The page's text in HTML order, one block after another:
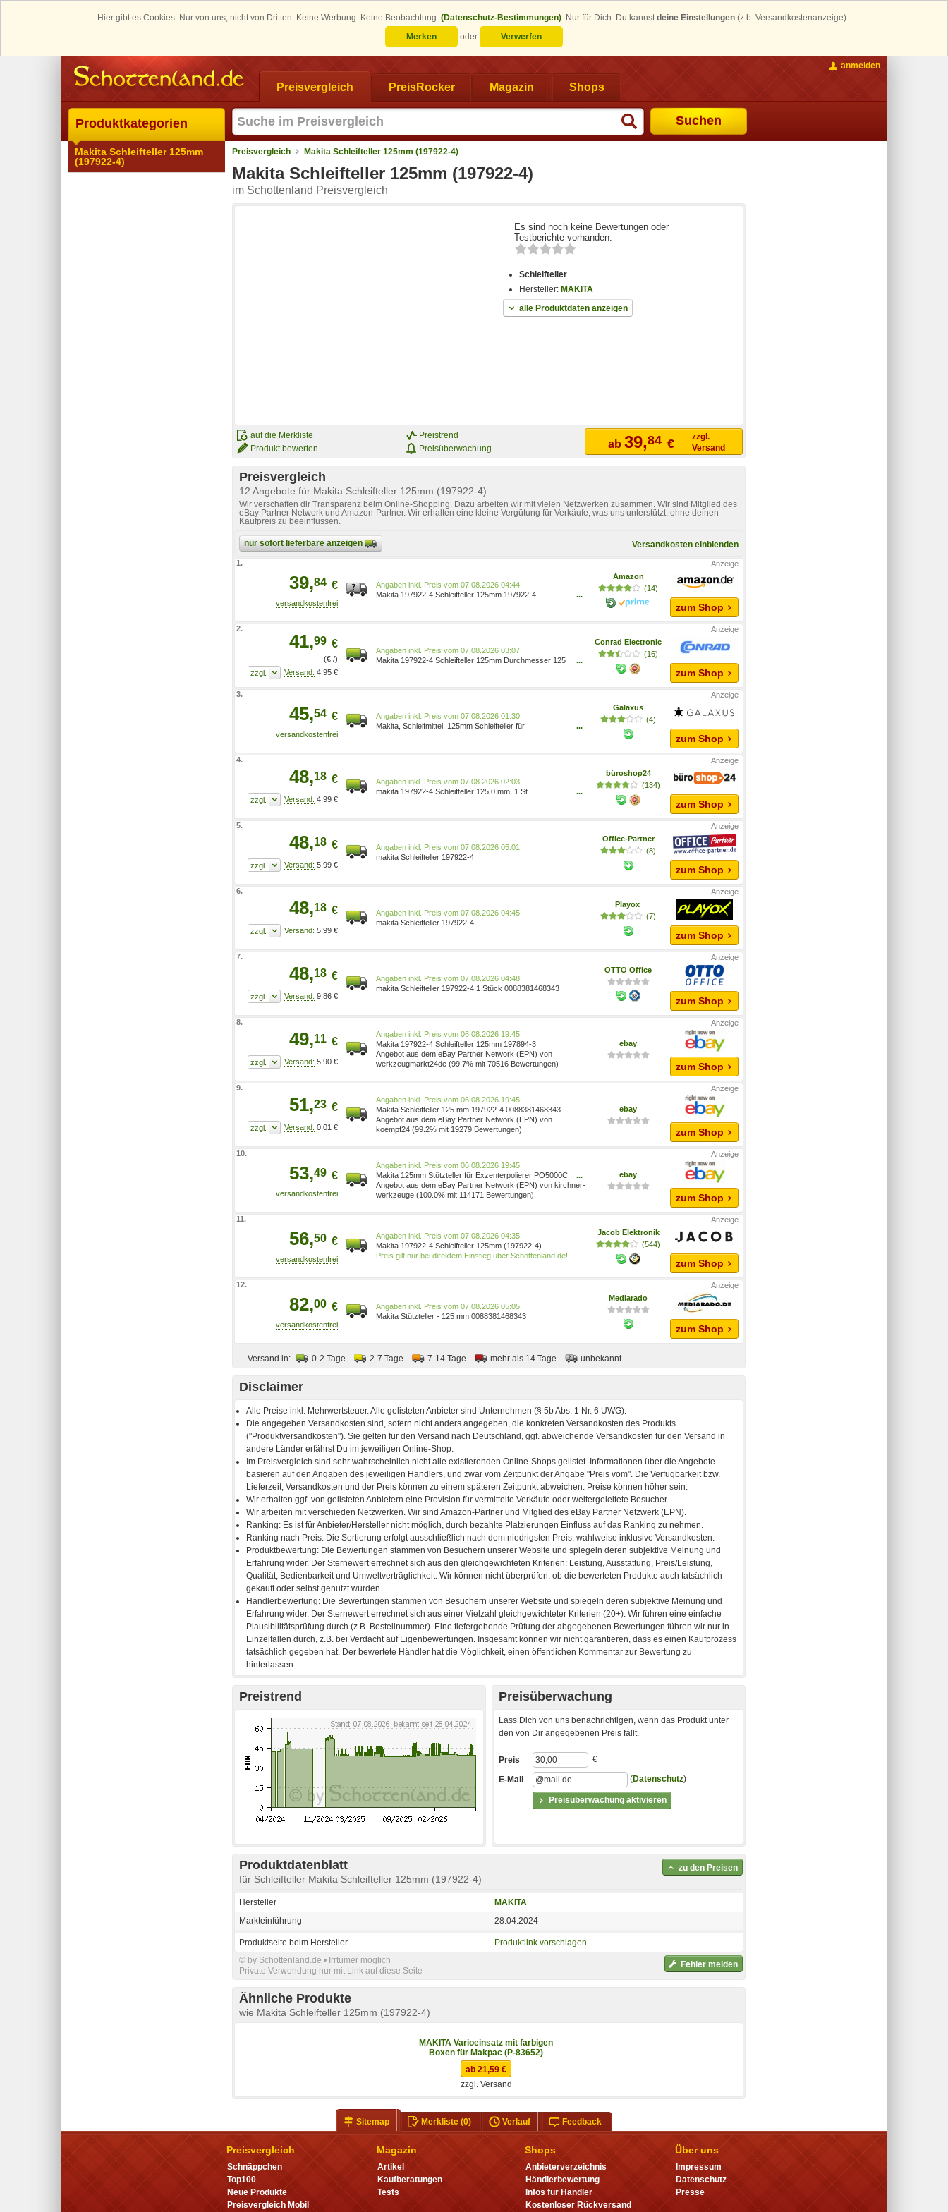
Hier gibt es Cookies. Nur von uns, nicht von Dritten. Keine Werbung. Keine Beobachtung. (Datenschutz-Bestimmungen). Nur für Dich. Du kannstdeine Einstellungen (z.b. Versandkostenanzeige)
Merken
oder Verwerfen
Preisvergleich PreisRocker Magazin Shops
Suchen
anmelden
Produktkategorien
Makita Schleifteller 125mm
(197922-4)
Preisvergleich Makita Schleifteller 125mm (197922-4)
Makita Schleifteller 125mm (197922-4)
im Schottenland Preisvergleich
Es sind noch keine Bewertungen oder
Testberichte vorhanden.
Schleifteller
Hersteller: MAKITA
alle Produktdaten anzeigen
auf die Merkliste
Produkt bewerten
Preistrend
Preisüberwachung
ab 39,84 €
zzgl.
Versand
Preisvergleich
12 Angebote für Makita Schleifteller 125mm (197922-4)
Wir verschaffen dir Transparenz beim Online-Shopping. Dazu arbeiten wir mit vielen Netzwerken zusammen. Wir sind Mitglied des
eBay Partner Network und Amazon-Partner. Wir erhalten eine kleine Vergütung für Verkäufe, was uns unterstützt, ohne deinen
Kaufpreis zu beeinflussen.
nur sofort lieferbare anzeigen Versandkosten einblenden
1.
39,84 €
Preis vom 07.08.2026 04:44
Makita 197922-4 Schleifteller 125mm 197922-4
...
Amazon
(14)
zum Shop
2.
41,99 €
(€ /)
4,95 €
Preis vom 07.08.2026 03:07
Makita 197922-4 Schleifteller 125mm Durchmesser 125
...
Conrad Electronic
(16)
zum Shop
3.
45,54 €
Preis vom 07.08.2026 01:30
Makita, Schleifmittel, 125mm Schleifteller für
...
Galaxus
(4)
zum Shop
4.
48,18 €
4,99 €
Preis vom 07.08.2026 02:03
makita 197922-4 Schleifteller 125,0 mm, 1 St.
...
büroshop24
(134)
zum Shop
5.
48,18 €
5,99 €
Preis vom 07.08.2026 05:01
makita Schleifteller 197922-4
Office-Partner
(8)
zum Shop
6.
48,18 €
5,99 €
Preis vom 07.08.2026 04:45
makita Schleifteller 197922-4
Playox
(7)
zum Shop
7.
48,18 €
9,86 €
Preis vom 07.08.2026 04:48
makita Schleifteller 197922-4 1 Stück 0088381468343
OTTO Office
zum Shop
8.
49,11 €
5,90 €
Preis vom 06.08.2026 19:45
Makita 197922-4 Schleifteller 125mm 197894-3
Angebot aus dem eBay Partner Network (EPN) von
werkzeugmarkt24de (99.7% mit 70516 Bewertungen)
ebay
zum Shop
9.
51,23 €
0,01 €
Preis vom 06.08.2026 19:45
Makita Schleifteller 125 mm 197922-4 0088381468343
Angebot aus dem eBay Partner Network (EPN) von
koempf24 (99.2% mit 19279 Bewertungen)
ebay
zum Shop
10.
53,49 €
Preis vom 06.08.2026 19:45
Makita 125mm Stützteller für Exzenterpolierer PO5000C
/ DPO500Z 197922-4
...
Angebot aus dem eBay Partner Network (EPN) von kirchner-
werkzeuge (100.0% mit 114171 Bewertungen)
ebay
zum Shop
11.
56,50 €
Preis vom 07.08.2026 04:35
Makita 197922-4 Schleifteller 125mm (197922-4)
Preis gilt nur bei direktem Einstieg über Schottenland.de!
Jacob Elektronik
(544)
zum Shop
12.
82,00 €
Preis vom 07.08.2026 05:05
Makita Stützteller - 125 mm 0088381468343
Mediarado
zum Shop
Versand in: 0-2 Tage 2-7 Tage 7-14 Tage mehr als 14 Tage unbekannt
Disclaimer
Preistrend Preisüberwachung
Lass Dich von uns benachrichtigen, wenn das Produkt unter
den von Dir angegebenen Preis fällt.
Preisüberwachung aktivieren
Preis €
E-Mail (Datenschutz)
Produktdatenblatt
für Schleifteller Makita Schleifteller 125mm (197922-4)
zu den Preisen
Hersteller
MAKITA
Markteinführung
28.04.2024
Produktseite beim Hersteller Produktlink vorschlagen
Fehler melden
© by Schottenland.de • Irrtümer möglich
Private Verwendung nur mit Link auf diese Seite
Ähnliche Produkte
wie Makita Schleifteller 125mm (197922-4)
MAKITA Varioeinsatz mit farbigen
Boxen für Makpac (P-83652)
ab 21,59 €
zzgl. Versand
Sitemap Merkliste(0) Verlauf Feedback
Preisvergleich
Schnäppchen
Top100
Neue Produkte
Preisvergleich Mobil
Magazin
Artikel
Kaufberatungen
Tests
Shops
Anbieterverzeichnis
Händlerbewertung
Infos für Händler
Kostenloser Rückversand
Über uns
Impressum
Datenschutz
Presse